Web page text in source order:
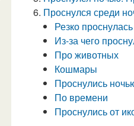
Проснулся среди
Резко
Из-за чего
Про животных
Кошмары
Проснулись
По времени
Проснулись от